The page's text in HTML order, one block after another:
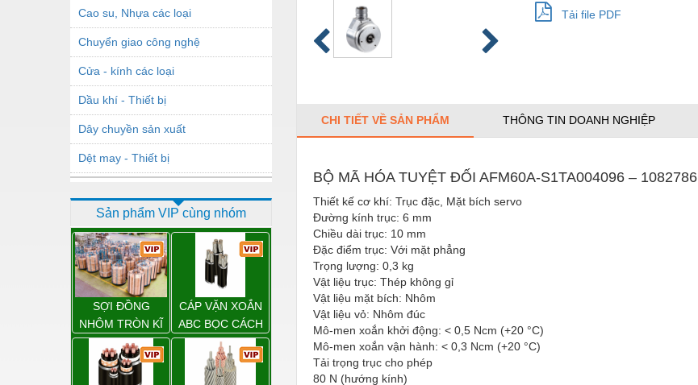
Cao su, Nhựa các loại
Chuyển giao công nghệ
Cửa - kính các loại
Dầu khí - Thiết bị
Dây chuyền sản xuất
Dệt may - Thiết bị
Dịch vụ - Thi công
Điện công nghiệp
Điện gia dụng
Điện Lạnh
Đóng tàu Thiết bị
Đúc chính xác Thiết bị
Sản phẩm VIP cùng nhóm
SỢI ĐỒNG
NHÔM TRÒN KĨ
THUẬT ĐIỆN
CÁP VẶN XOẮN
ABC BỌC CÁCH
ĐIỆN XLPE
Tải file PDF
CHI TIẾT VỀ SẢN PHẨM THÔNG TIN DOANH NGHIỆP
BỘ MÃ HÓA TUYỆT ĐỐI AFM60A-S1TA004096 – 1082786
Thiết kế cơ khí: Trục đặc, Mặt bích servo
Đường kính trục: 6 mm
Chiều dài trục: 10 mm
Đặc điểm trục: Với mặt phẳng
Trọng lượng: 0,3 kg
Vật liệu trục: Thép không gỉ
Vật liệu mặt bích: Nhôm
Vật liệu vỏ: Nhôm đúc
Mô-men xoắn khởi động: < 0,5 Ncm (+20 °C)
Mô-men xoắn vận hành: < 0,3 Ncm (+20 °C)
Tải trọng trục cho phép
80 N (hướng kính)